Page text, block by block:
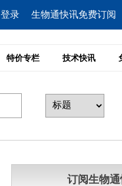
登录 生物通快讯免费订阅
特价专栏 技术快讯
订阅生物